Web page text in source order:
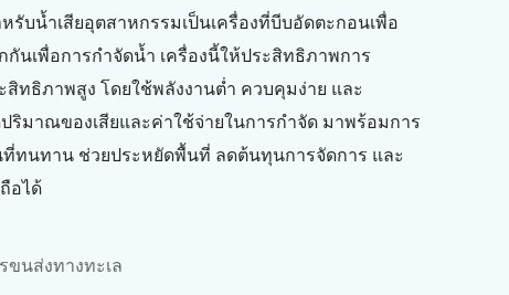
รับน้ำเสียอุตสาหกรรมเป็นเครื่องที่บีบอัดตะกอนเพื่อ
นเพื่อการกำจัดน้ำ เครื่องนี้ให้ประสิทธิภาพการ
ทธิภาพสูง โดยใช้พลังงานต่ำ ควบคุมง่าย และ
ริมาณของเสียและค่าใช้จ่ายในการกำจัด มาพร้อมการ
ทนทาน ช่วยประหยัดพื้นที่ ลดต้นทุนการจัดการ และ
อได้
ขนส่งทางทะเล